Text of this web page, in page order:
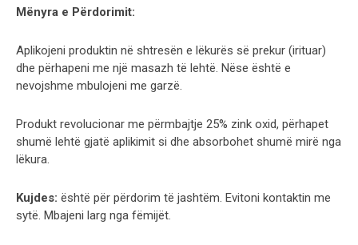
Mënyra e Përdorimit:
Aplikojeni produktin në shtresën e lëkurës së prekur (irituar)
dhe përhapeni me një masazh të lehtë. Nëse është e
nevojshme mbulojeni me garzë.
Produkt revolucionar me përmbajtje 25% zink oxid, përhapet
shumë lehtë gjatë aplikimit si dhe absorbohet shumë mirë nga
lëkura.
Kujdes: është për përdorim të jashtëm. Evitoni kontaktin me
sytë. Mbajeni larg nga fëmijët.